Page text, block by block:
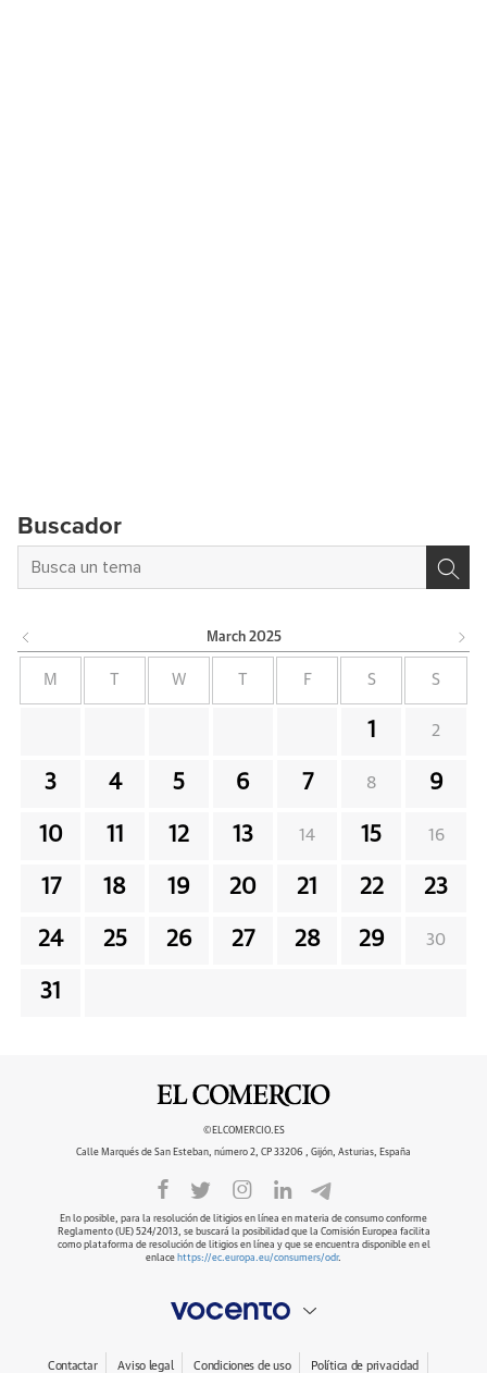
Buscador
March 2025
M W F S S
1 2
3 4 5 6 7 8 9
10 11 12 13 14 15 16
17 18 19 20 21 22 23
24 25 26 27 28 29 30
31
©ELCOMERCIO.ES
Calle Marqués de San Esteban, número 2, CP 33206 , Gijón, Asturias, España
En lo posible, para la resolución de litigios en línea en materia de consumo conforme
Reglamento (UE) 524/2013, se buscará la posibilidad que la Comisión Europea facilita
como plataforma de resolución de litigios en línea y que se encuentra disponible en el
enlace https://ec.europa.eu/consumers/odr.
Contactar Aviso legal Condiciones de uso Política de privacidad